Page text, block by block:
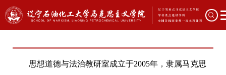
思想道德与法治教研室成立于2005年，隶属马克思